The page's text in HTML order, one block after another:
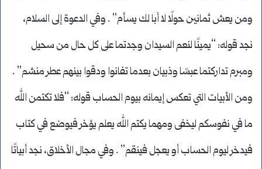
ومن يعش ثمانين حولًا لا أبا لك يسأم” . وفي الدعوة إلى السلام،
نجد قوله: “يمينًا لنعم السيدان وجدتما على كل حال من سحيل
ومبرم تداركتما عبسًا وذبيان بعدما تفانوا ودقوا بينهم عطر منشم” .
ومن الأبيات التي تعكس إيمانه بيوم الحساب قوله: “فلا تكتمن الله
ما في نفوسكم ليخفى ومهما يكتم الله يعلم يؤخر فيوضع في كتاب
فيدخر ليوم الحساب أو يعجل فينقم” . وفي مجال الأخلاق، نجد أبياتًا